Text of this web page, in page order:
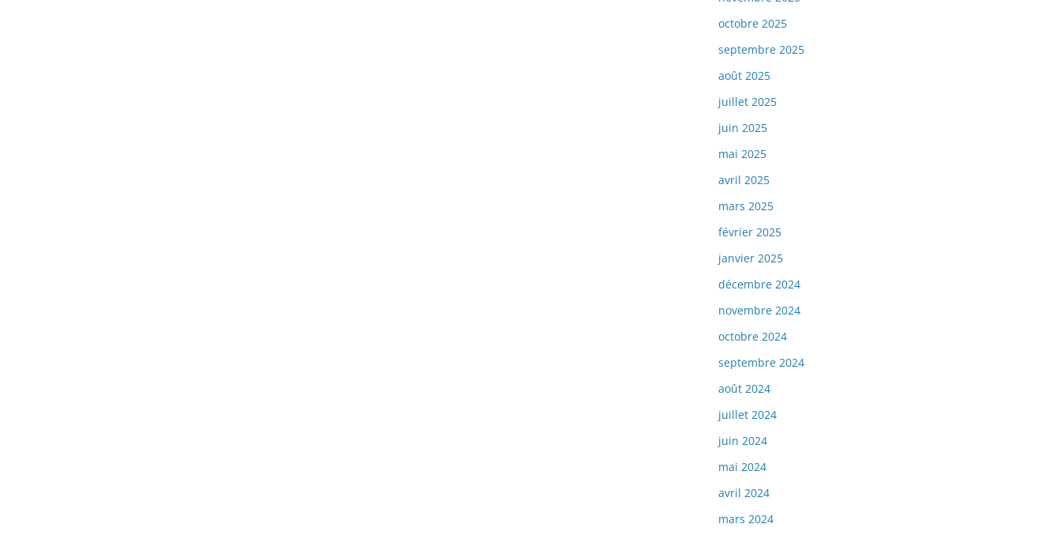
octobre 2025
septembre 2025
août 2025
juillet 2025
juin 2025
mai 2025
avril 2025
mars 2025
février 2025
janvier 2025
décembre 2024
novembre 2024
octobre 2024
septembre 2024
août 2024
juillet 2024
juin 2024
mai 2024
avril 2024
mars 2024